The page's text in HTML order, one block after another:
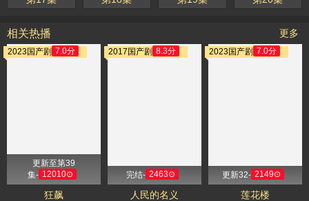
相关热播 更多
2023国产剧 7.0分
更新至第39
集- 12010⊙
狂飙
2017国产剧 8.3分
完结- 2463⊙
人民的名义
2023国产剧 7.0分
更新32- 2149⊙
莲花楼